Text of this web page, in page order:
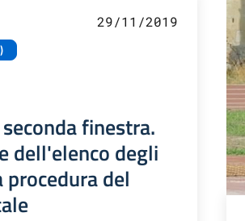
29/11/2019
finestra.
dell'elenco degli
del